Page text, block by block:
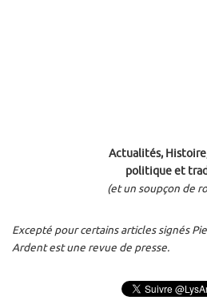
Actualités,
politique et
(et un soupçon de
Excepté pour certains articles signés
Ardent est une revue de presse.